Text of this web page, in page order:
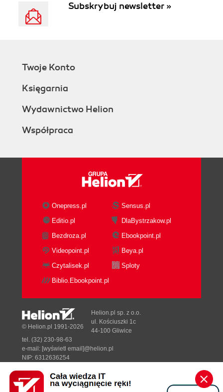
Subskrybuj newsletter »
Twoje Konto
Księgarnia
Wydawnictwo Helion
Współpraca
Onepress.pl
Sensus.pl
Editio.pl
DlaBystrzakow.pl
Bezdroza.pl
Ebookpoint.pl
Videopoint.pl
Beya.pl
Czytalisek.pl
Sploty
Biblio.Ebookpoint.pl
Designed with ♥ byTonik.pl
© Helion.pl 1991-2026
Helion.pl sp. z o.o.
ul. Kościuszki 1c
44-100 Gliwice
tel. (32) 230-98-63
e-mail: [wyświetl email]@helion.pl
NIP: 6312636254